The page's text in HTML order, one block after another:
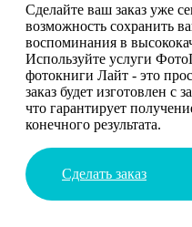
Сделайте ваш заказ уже
возможность сохранить
воспоминания в
Используйте услуги
фотокниги Лайт - это
заказ будет изготовлен с
что гарантирует
конечного результата.
Сделать заказ